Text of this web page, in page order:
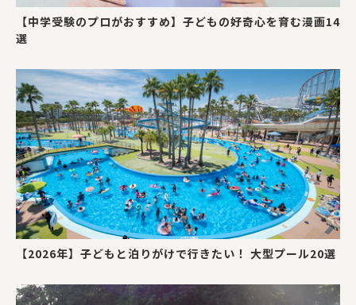
【中学受験のプロがおすすめ】子どもの好奇心を育む漫画14
選
【2026年】子どもと泊りがけで行きたい！ 大型プール20選